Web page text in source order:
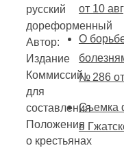
русский
дореформенный
Автор:
Издание
Коммиссий
для
составления
Положения
о крестьянах
от 10
О
№ 286
Съемка
в